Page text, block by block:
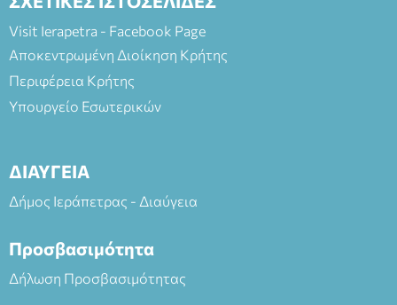
Visit Ierapetra - Facebook Page
Αποκεντρωμένη Διοίκηση Κρήτης
Περιφέρεια Κρήτης
Υπουργείο Εσωτερικών
ΔΙΑΥΓΕΙΑ
Δήμος Ιεράπετρας - Διαύγεια
Προσβασιμότητα
Δήλωση Προσβασιμότητας